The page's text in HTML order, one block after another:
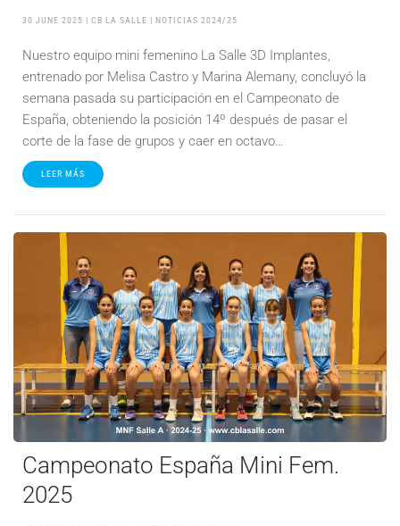
30 JUNE 2025 | CB LA SALLE | NOTICIAS 2024/25
Nuestro equipo mini femenino La Salle 3D Implantes,
entrenado por Melisa Castro y Marina Alemany, concluyó la
semana pasada su participación en el Campeonato de
España, obteniendo la posición 14º después de pasar el
corte de la fase de grupos y caer en octavo…
LEER MÁS
Campeonato España Mini Fem.
2025